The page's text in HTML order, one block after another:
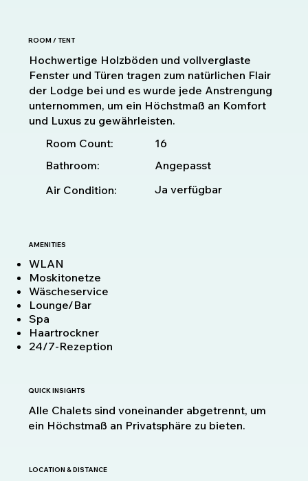
ROOM / TENT
Hochwertige Holzböden und vollverglaste
Fenster und Türen tragen zum natürlichen Flair
der Lodge bei und es wurde jede Anstrengung
unternommen, um ein Höchstmaß an Komfort
und Luxus zu gewährleisten.
Room Count:
16
Bathroom:
Angepasst
Air Condition:
Ja verfügbar
AMENITIES
WLAN
Moskitonetze
Wäscheservice
Lounge/Bar
Spa
Haartrockner
24/7-Rezeption
QUICK INSIGHTS
Alle Chalets sind voneinander abgetrennt, um
ein Höchstmaß an Privatsphäre zu bieten.
LOCATION & DISTANCE